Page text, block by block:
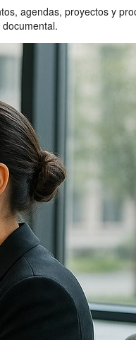
agendas, proyectos y